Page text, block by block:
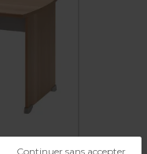
Continuer sans accepter